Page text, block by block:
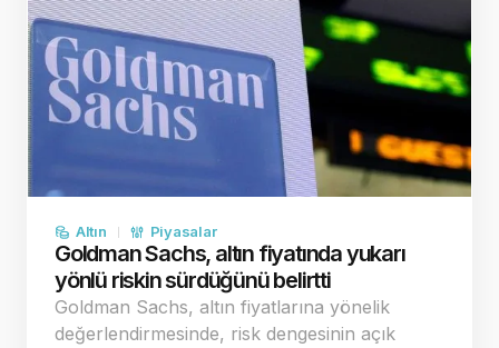
Altın Piyasalar
Goldman Sachs, altın fiyatında yukarı
yönlü riskin sürdüğünü belirtti
Goldman Sachs, altın fiyatlarına yönelik
değerlendirmesinde, risk dengesinin açık